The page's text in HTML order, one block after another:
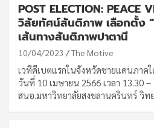
POST ELECTION: PEACE
วิสัยทัศน์สันติภาพ เลือกตั้ง
เส้นทางสันติภาพปาตานี
10/04/2023 The Motive
เวทีดีเบตแรกในจังหวัดชายแดนภาค
วันที่ 10 เมษายน 2566 เวลา 13.30
สนอ.มหาวิทยาลัยสงขลานครินทร์ วิท